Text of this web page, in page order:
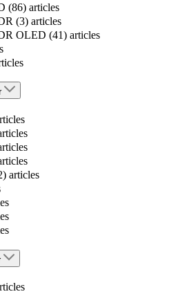
(86) articles
(3) articles
OLED (41) articles
articles